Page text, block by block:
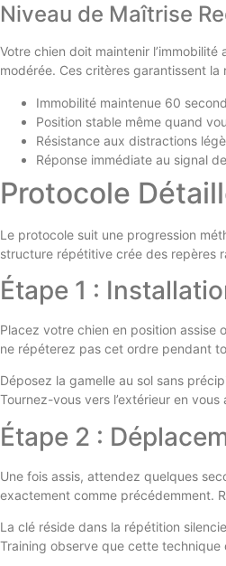
Niveau de Maîtrise
Votre chien doit maintenir
modérée. Ces critères garantissent la
Immobilité maintenue 60
Position stable même quand
Résistance aux distractions
Réponse immédiate au signal
Protocole
Le protocole suit une progression
structure répétitive crée des repères
Étape 1 :
Placez votre chien en position assise
ne répéterez pas cet ordre pendant
Déposez la gamelle au sol sans
Tournez-vous vers l’extérieur en
Étape 2 :
Une fois assis, attendez quelques
exactement comme précédemment.
La clé réside dans la répétition
Training observe que cette